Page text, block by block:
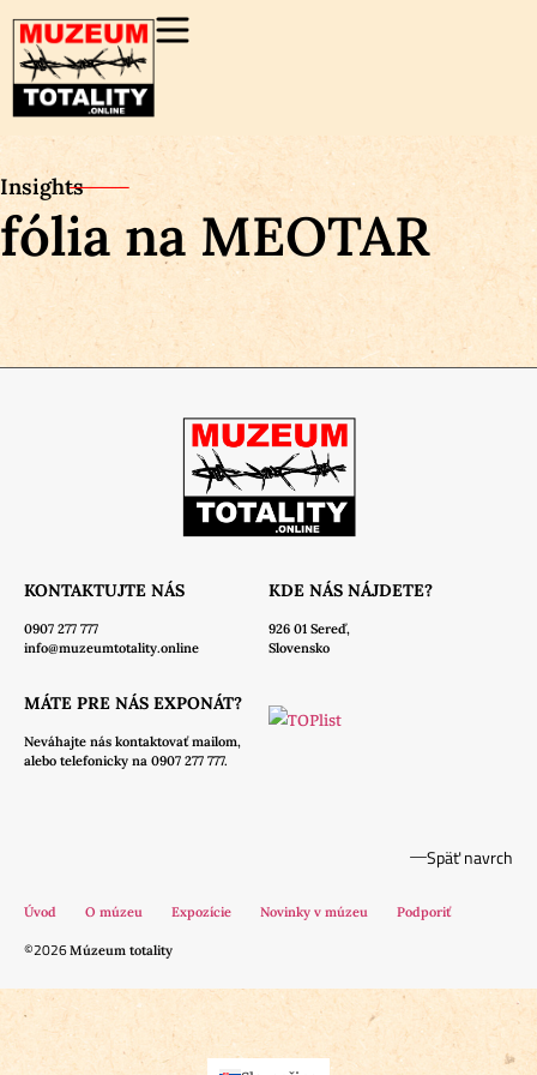
Insights
fólia na MEOTAR
KONTAKTUJTE NÁS
0907 277 777
info@muzeumtotality.online
KDE NÁS NÁJDETE?
926 01 Sereď,
Slovensko
MÁTE PRE NÁS EXPONÁT?
Neváhajte nás kontaktovať mailom,
alebo telefonicky na 0907 277 777.
Späť navrch
Úvod O múzeu Expozície Novinky v múzeu Podporiť
©2026Múzeum totality